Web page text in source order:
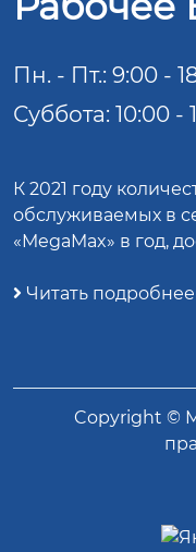
Пн. - Пт.: 9:00 -
Суббота: 10:00 -
К 2021 году
обслуживаемых в
«MegaMax» в год,
Читать подробнее
Copyright ©